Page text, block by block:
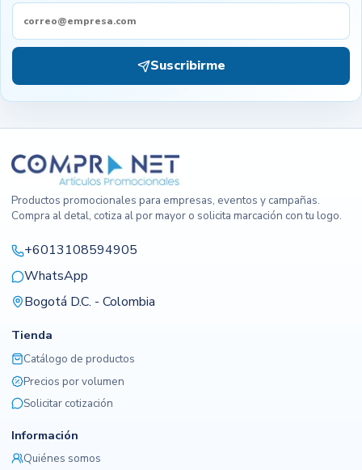
Suscribirme
Productos promocionales para empresas, eventos y campañas.
Compra al detal, cotiza al por mayor o solicita marcación con tu logo.
+6013108594905
WhatsApp
Bogotá D.C. - Colombia
Tienda
Catálogo de productos
Precios por volumen
Solicitar cotización
Información
Quiénes somos